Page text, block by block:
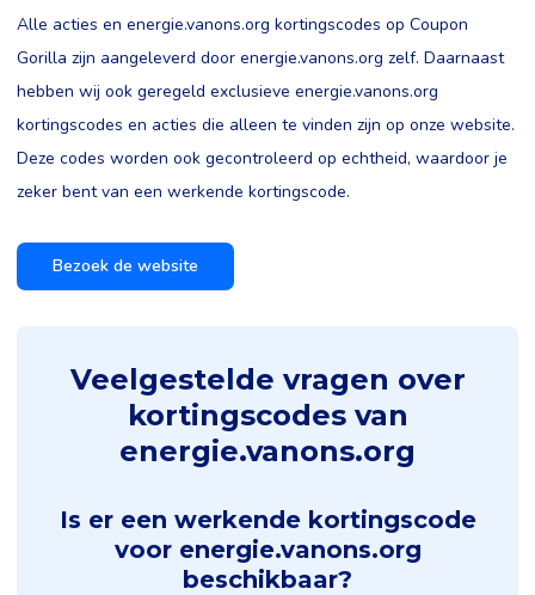
Alle acties en energie.vanons.org kortingscodes op Coupon
Gorilla zijn aangeleverd door energie.vanons.org zelf. Daarnaast
hebben wij ook geregeld exclusieve energie.vanons.org
kortingscodes en acties die alleen te vinden zijn op onze website.
Deze codes worden ook gecontroleerd op echtheid, waardoor je
zeker bent van een werkende kortingscode.
Bezoek de website
Veelgestelde vragen over
kortingscodes van
energie.vanons.org
Is er een werkende kortingscode
voor energie.vanons.org
beschikbaar?